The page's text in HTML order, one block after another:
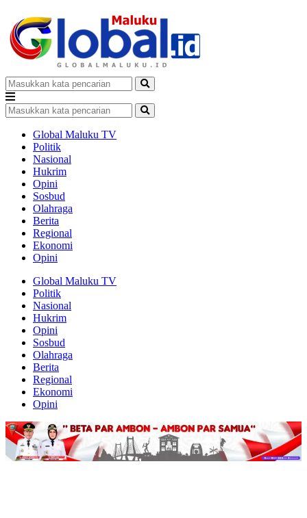
Global Maluku TV
Politik
Nasional
Hukrim
Opini
Sosbud
Olahraga
Berita
Regional
Ekonomi
Opini
Global Maluku TV
Politik
Nasional
Hukrim
Opini
Sosbud
Olahraga
Berita
Regional
Ekonomi
Opini